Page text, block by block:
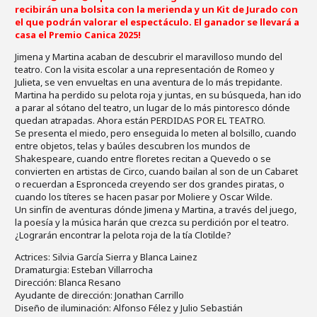
recibirán una bolsita con la merienda y un Kit de Jurado con
el que podrán valorar el espectáculo. El ganador se llevará a
casa el Premio Canica 2025!
Jimena y Martina acaban de descubrir el maravilloso mundo del
teatro. Con la visita escolar a una representación de Romeo y
Julieta, se ven envueltas en una aventura de lo más trepidante.
Martina ha perdido su pelota roja y juntas, en su búsqueda, han ido
a parar al sótano del teatro, un lugar de lo más pintoresco dónde
quedan atrapadas. Ahora están PERDIDAS POR EL TEATRO.
Se presenta el miedo, pero enseguida lo meten al bolsillo, cuando
entre objetos, telas y baúles descubren los mundos de
Shakespeare, cuando entre floretes recitan a Quevedo o se
convierten en artistas de Circo, cuando bailan al son de un Cabaret
o recuerdan a Espronceda creyendo ser dos grandes piratas, o
cuando los títeres se hacen pasar por Moliere y Oscar Wilde.
Un sinfín de aventuras dónde Jimena y Martina, a través del juego,
la poesía y la música harán que crezca su perdición por el teatro.
¿Lograrán encontrar la pelota roja de la tía Clotilde?
Actrices: Silvia García Sierra y Blanca Lainez
Dramaturgia: Esteban Villarrocha
Dirección: Blanca Resano
Ayudante de dirección: Jonathan Carrillo
Diseño de iluminación: Alfonso Félez y Julio Sebastián